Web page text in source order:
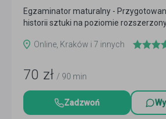
Egzaminator maturalny -
historii sztuki na poziomie
Online, Kraków i 7 innych
70 zł / 90 min
Zadzwoń